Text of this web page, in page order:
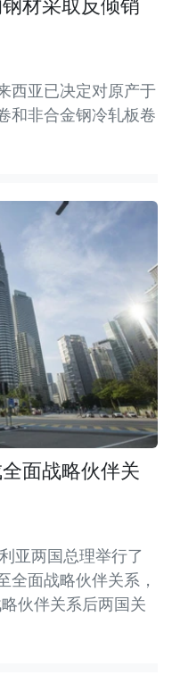
西亚已决定对原产于
和非合金钢冷轧板卷
面战略伙伴关
亚两国总理举行了
全面战略伙伴关系，
略伙伴关系后两国关